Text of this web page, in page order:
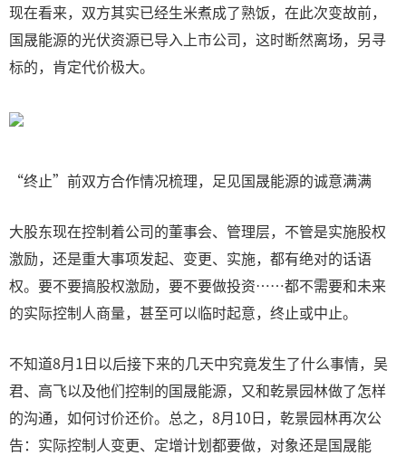
现在看来，双方其实已经生米煮成了熟饭，在此次变故前，
国晟能源的光伏资源已导入上市公司，这时断然离场，另寻
标的，肯定代价极大。
“终止”前双方合作情况梳理，足见国晟能源的诚意满满
大股东现在控制着公司的董事会、管理层，不管是实施股权
激励，还是重大事项发起、变更、实施，都有绝对的话语
权。要不要搞股权激励，要不要做投资……都不需要和未来
的实际控制人商量，甚至可以临时起意，终止或中止。
不知道8月1日以后接下来的几天中究竟发生了什么事情，吴
君、高飞以及他们控制的国晟能源，又和乾景园林做了怎样
的沟通，如何讨价还价。总之，8月10日，乾景园林再次公
告：实际控制人变更、定增计划都要做，对象还是国晟能